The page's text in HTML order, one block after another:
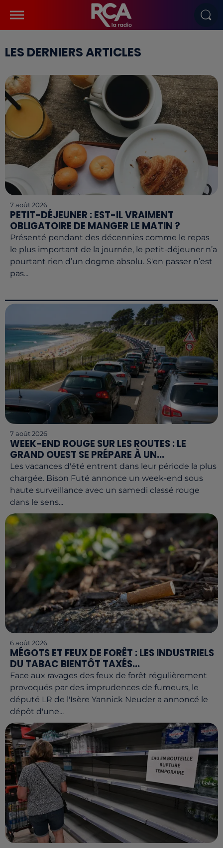
LES DERNIERS ARTICLES
7 août 2026
PETIT-DÉJEUNER : EST-IL VRAIMENT
OBLIGATOIRE DE MANGER LE MATIN ?
Présenté pendant des décennies comme le repas
le plus important de la journée, le petit-déjeuner n’a
pourtant rien d’un dogme absolu. S'en passer n’est
pas...
7 août 2026
WEEK-END ROUGE SUR LES ROUTES : LE
GRAND OUEST SE PRÉPARE À UN...
Les vacances d'été entrent dans leur période la plus
chargée. Bison Futé annonce un week-end sous
haute surveillance avec un samedi classé rouge
dans le sens...
6 août 2026
MÉGOTS ET FEUX DE FORÊT : LES INDUSTRIELS
DU TABAC BIENTÔT TAXÉS...
Face aux ravages des feux de forêt régulièrement
provoqués par des imprudences de fumeurs, le
député LR de l'Isère Yannick Neuder a annoncé le
dépôt d'une...